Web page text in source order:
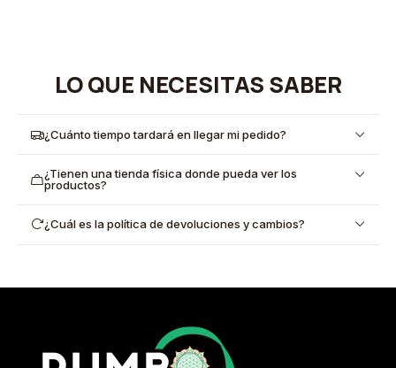
LO QUE NECESITAS SABER
¿Cuánto tiempo tardará en llegar mi pedido?
¿Tienen una tienda física donde pueda ver los
productos?
¿Cuál es la política de devoluciones y cambios?